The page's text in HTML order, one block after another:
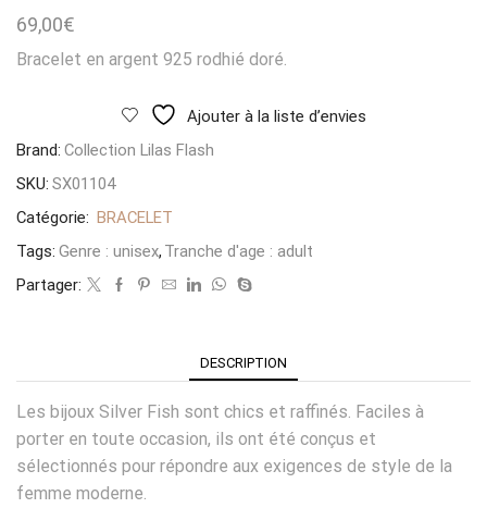
69,00€
Bracelet en argent 925 rodhié doré.
Ajouter à la liste d’envies
Brand: Collection Lilas Flash
SKU: SX01104
Catégorie: BRACELET
Tags: Genre : unisex, Tranche d'age : adult
Partager:
DESCRIPTION
Les bijoux Silver Fish sont chics et raffinés. Faciles à
porter en toute occasion, ils ont été conçus et
sélectionnés pour répondre aux exigences de style de la
femme moderne.